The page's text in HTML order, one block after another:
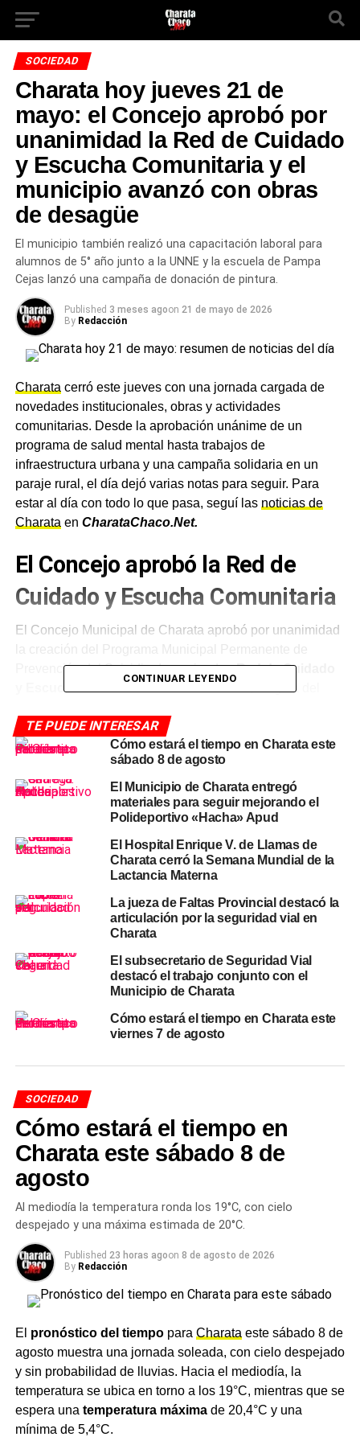
SOCIEDAD
Charata hoy jueves 21 de
mayo: el Concejo aprobó por
unanimidad la Red de Cuidado
y Escucha Comunitaria y el
municipio avanzó con obras
de desagüe
El municipio también realizó una capacitación laboral para
alumnos de 5° año junto a la UNNE y la escuela de Pampa
Cejas lanzó una campaña de donación de pintura.
Published 3 meses agoon 21 de mayo de 2026
By Redacción
Charata cerró este jueves con una jornada cargada de
novedades institucionales, obras y actividades
comunitarias. Desde la aprobación unánime de un
programa de salud mental hasta trabajos de
infraestructura urbana y una campaña solidaria en un
paraje rural, el día dejó varias notas para seguir. Para
estar al día con todo lo que pasa, seguí las noticias de
Charata en CharataChaco.Net.
El Concejo aprobó la Red de
Cuidado y Escucha Comunitaria
El Concejo Municipal de Charata aprobó por unanimidad
Prevención del Suicidio denominado«Red de Cuidado
y Escucha Comunitaria».
La ordenanza, surgida del
escuelas, clubes, iglesias, centros de salud y
organizaciones sociales, con capacitaciones periódicas,
campañas de concientización y espacios físicos y
digitales de escucha. «Escuchar también es cuidar» fue
el mensaje central de la iniciativa, que apuntó a construir
políticas públicas permanentes en torno a la salud
mental.
Leé la nota completa
Obras de alcantarillas y
desagüe en Leandro Alem y
Mariano Castex
El intendente Rubén Rach confirmó el avance deobras
de alcantarillas y trabajos en desagüe
vecinos del sector y apuntaron a optimizar el
de lluvia. El Área de Obras Públicas municipal estuvo a
cargo de los trabajos.
Leé la nota completa
La escuela de Pampa Cejas
pide pintura y materiales
La directora de laEscuela Secundaria N° 129 Roque
convocatoria a comerciantes y empresarios de Charata
para donar pintura y materiales y renovar el edificio del
establecimiento, ubicado a 37 kilómetros de la ciudad. El
pedido incluyó látex blanco, pinturas de colores, lijas,
rodillos, pinceles y guantes. Los propios alumnos
participaron del proceso de planificación en sus horas de
CONTINUAR LEYENDO
TE PUEDE INTERESAR
Cómo estará el tiempo en Charata este
sábado 8 de agosto
El Municipio de Charata entregó
materiales para seguir mejorando el
Polideportivo «Hacha» Apud
El Hospital Enrique V. de Llamas de
Charata cerró la Semana Mundial de la
Lactancia Materna
La jueza de Faltas Provincial destacó la
articulación por la seguridad vial en
Charata
El subsecretario de Seguridad Vial
destacó el trabajo conjunto con el
Municipio de Charata
Cómo estará el tiempo en Charata este
viernes 7 de agosto
SOCIEDAD
Cómo estará el tiempo en
Charata este sábado 8 de
agosto
Al mediodía la temperatura ronda los 19°C, con cielo
despejado y una máxima estimada de 20°C.
Published 23 horas agoon 8 de agosto de 2026
By Redacción
El pronóstico del tiempopara Charata este sábado 8 de
agosto muestra una jornada soleada, con cielo despejado
y sin probabilidad de lluvias. Hacia el mediodía, la
temperatura se ubica en torno a los 19°C, mientras que se
espera una temperatura máximade 20,4°C y una
mínima de 5,4°C.